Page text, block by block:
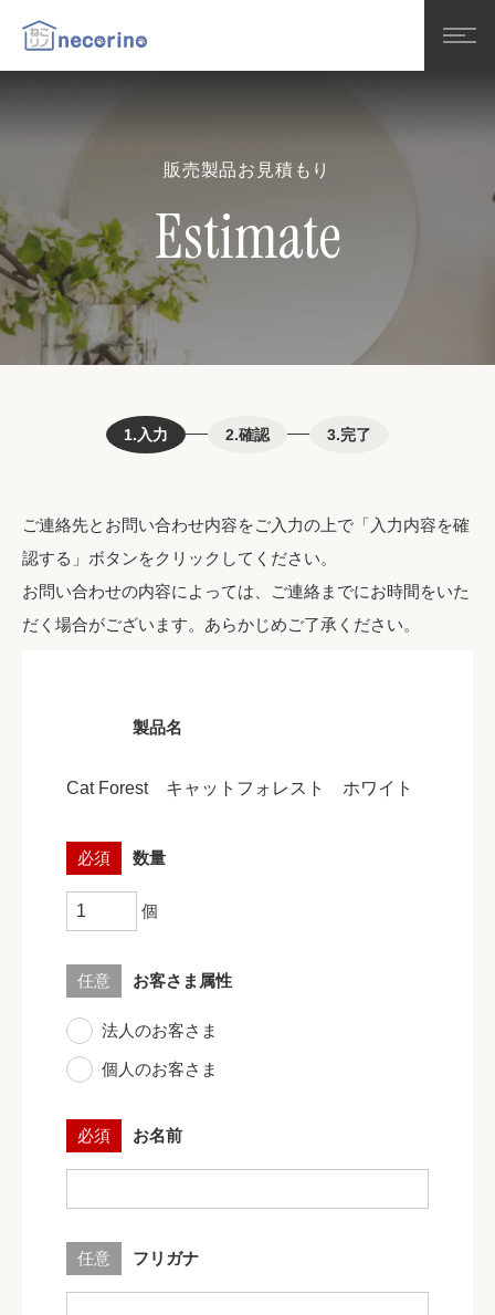
販売製品お見積もり
Estimate
1. 入力 2.確認 3.完了
ご連絡先とお問い合わせ内容をご入力の上で「入力内容を確
認する」ボタンをクリックしてください。
お問い合わせの内容によっては、ご連絡までにお時間をいた
だく場合がございます。あらかじめご了承ください。
製品名
数量
必須
個
お客さま属性
任意
法人のお客さま
個人のお客さま
お名前
必須
フリガナ
任意